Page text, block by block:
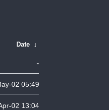
Date ↓
-
02 05:49
02 13:04